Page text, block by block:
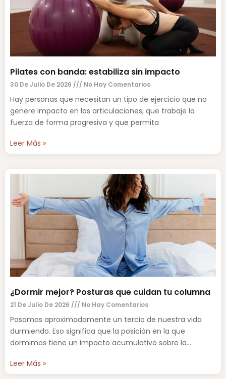
Pilates con banda: estabiliza sin impacto
30 De Julio De 2026 No Hay Comentarios
Hay personas que necesitan un tipo de ejercicio que no
genere impacto en las articulaciones, que trabaje la
fuerza de forma progresiva y que permita
Leer Más »
¿Dormir mejor? Posturas que cuidan tu columna
21 De Julio De 2026 No Hay Comentarios
Pasamos aproximadamente un tercio de nuestra vida
durmiendo. Eso significa que la posición en la que
dormimos tiene un impacto acumulativo sobre la
Leer Más »